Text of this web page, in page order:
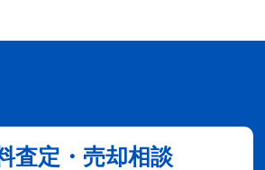
査定・売却相談